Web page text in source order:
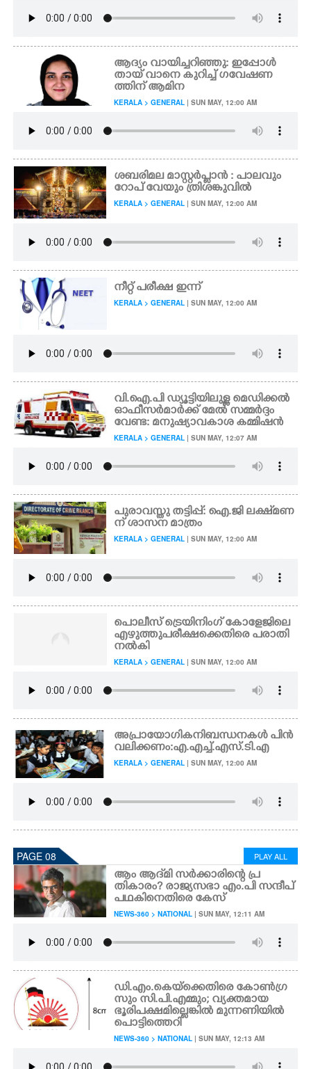
ആദ്യം വായിച്ചറിഞ്ഞു: ഇപ്പോൾ
തായ് ‌‌വാനെ കുറിച്ച് ഗവേഷണ
ത്തിന് ആമിന
KERALA > GENERAL | SUN MAY, 12:00 AM
ശബരിമല മാസ്റ്റർപ്ലാൻ : പാലവും
റോപ് വേയും ത്രിശങ്കുവിൽ
KERALA > GENERAL | SUN MAY, 12:00 AM
നീറ്റ് പരീക്ഷ ഇന്ന്
KERALA > GENERAL | SUN MAY, 12:00 AM
വി.ഐ.പി ഡ്യൂട്ടിയിലുള്ള മെഡിക്കൽ
ഓഫീസർമാർക്ക് മേൽ സമ്മർദ്ദം
വേണ്ട: മനുഷ്യാവകാശ കമ്മിഷൻ
KERALA > GENERAL | SUN MAY, 12:07 AM
പുരാവസ്തു തട്ടിപ്പ്: ഐ.ജി ലക്ഷ്‌മണ
ന് ശാസന മാത്രം
KERALA > GENERAL | SUN MAY, 12:00 AM
പൊലീസ് ട്രെയിനിംഗ് കോളേജിലെ
എഴുത്തുപരീക്ഷക്കെതിരെ പരാതി
നൽകി
KERALA > GENERAL | SUN MAY, 12:00 AM
അപ്രായോഗിക നിബന്ധനകൾ പിൻ
വലിക്കണം:എ.എച്ച്.എസ്.ടി.എ
KERALA > GENERAL | SUN MAY, 12:00 AM
PAGE 08 PLAY ALL
ആം ആദ്‌മി സർക്കാരിന്റെ പ്ര
തികാരം? രാജ്യസഭാ എം.പി സന്ദീപ്
പഥകിനെതിരെ കേസ്
NEWS-360 > NATIONAL | SUN MAY, 12:11 AM
ഡി.എം.കെയ്ക്കെതിരെ കോൺഗ്ര
സും സി.പി.എമ്മും; വ്യക്തമായ
ഭൂരിപക്ഷമില്ലെങ്കിൽ മുന്നണിയിൽ
പൊട്ടിത്തെറി
NEWS-360 > NATIONAL | SUN MAY, 12:13 AM